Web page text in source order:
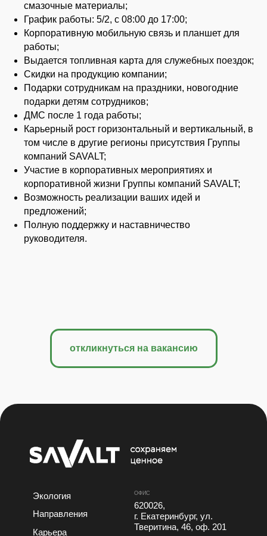
смазочные материалы;
График работы: 5/2, с 08:00 до 17:00;
Корпоративную мобильную связь и планшет для
работы;
Выдается топливная карта для служебных поездок;
Скидки на продукцию компании;
Подарки сотрудникам на праздники, новогодние
подарки детям сотрудников;
ДМС после 1 года работы;
Карьерный рост горизонтальный и вертикальный, в
том числе в другие регионы присутствия Группы
компаний SAVALT;
Участие в корпоративных мероприятиях и
корпоративной жизни Группы компаний SAVALT;
Возможность реализации ваших идей и
предложений;
Полную поддержку и наставничество
руководителя.
откликнуться на вакансию
Экология
Направления
Карьера
620026,
г. Екатеринбург, ул.
Тверитина, 46, оф. 201
ОФИС